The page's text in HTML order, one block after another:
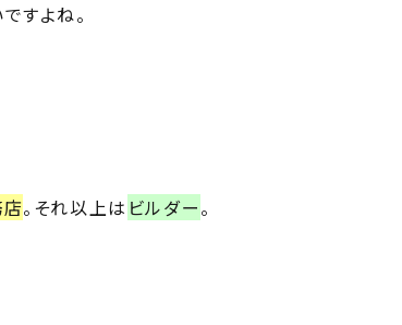
すよね。
。それ以上は ビルダー。